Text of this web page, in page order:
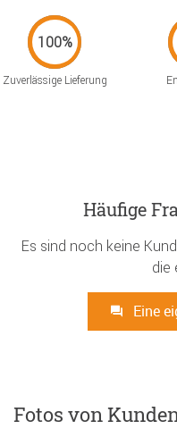
Zuverlässige Lieferung
Häufige
Es sind noch keine
die
Eine
Fotos von